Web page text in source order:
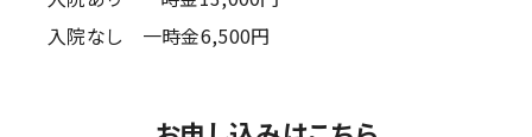
入院なし 一時金6,500円